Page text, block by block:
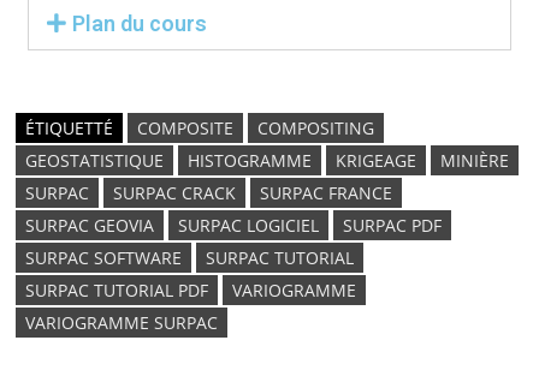
Plan du cours
ÉTIQUETTÉ COMPOSITE
COMPOSITING
GEOSTATISTIQUE
HISTOGRAMME KRIGEAGE
MINIÈRE
SURPAC
SURPAC CRACK
SURPAC FRANCE
SURPAC GEOVIA
SURPAC LOGICIEL
SURPAC PDF
SURPAC SOFTWARE
SURPAC TUTORIAL
SURPAC TUTORIAL PDF
VARIOGRAMME
VARIOGRAMME SURPAC